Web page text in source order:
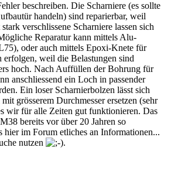
beschreiben. Die Scharniere (es sollte
handeln) sind reparierbar, weil
verschlissene Scharniere lassen sich
Reparatur kann mittels Alu-
oder auch mittels Epoxi-Knete für
erfolgen, weil die Belastungen sind
hoch. Nach Auffüllen der Bohrung für
anschliessend ein Loch in passender
Ein loser Scharnierbolzen lässt sich
grösserem Durchmesser ersetzen (sehr
wir für alle Zeiten gut funktionieren. Das
bereits vor über 20 Jahren so
hier im Forum etliches an Informationen...
nutzen
.